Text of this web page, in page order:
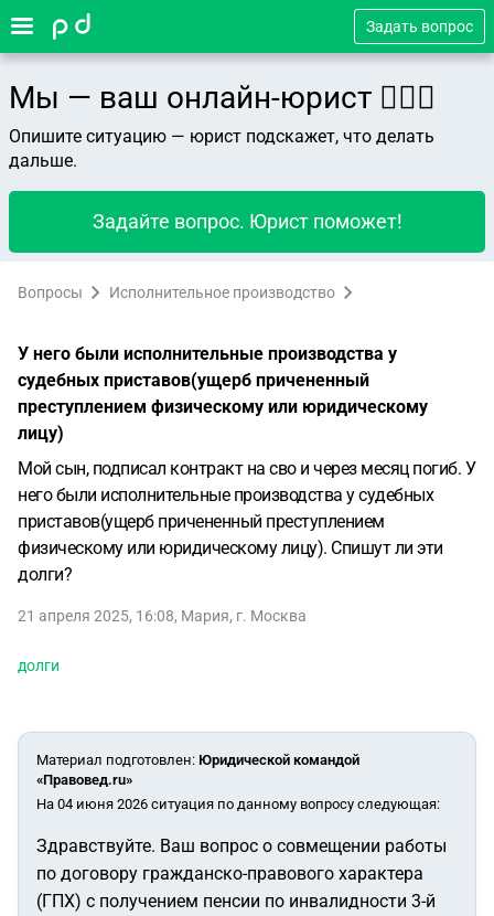
Задать вопрос
Мы — ваш онлайн-юрист 👨🏻‍⚖️
Опишите ситуацию — юрист подскажет, что делать
дальше.
Задайте вопрос. Юрист поможет!
Вопросы Исполнительное производство
У него были исполнительные производства у
судебных приставов(ущерб причененный
преступлением физическому или юридическому
лицу)
Мой сын, подписал контракт на сво и через месяц погиб. У
него были исполнительные производства у судебных
приставов(ущерб причененный преступлением
физическому или юридическому лицу). Спишут ли эти
долги?
21 апреля 2025, 16:08, Мария, г. Москва
долги
Материал подготовлен: Юридической командой
«Правовед.ru»
На 04 июня 2026 ситуация по данному вопросу следующая:
Здравствуйте. Ваш вопрос о совмещении работы
по договору гражданско-правового характера
(ГПХ) с получением пенсии по инвалидности 3-й